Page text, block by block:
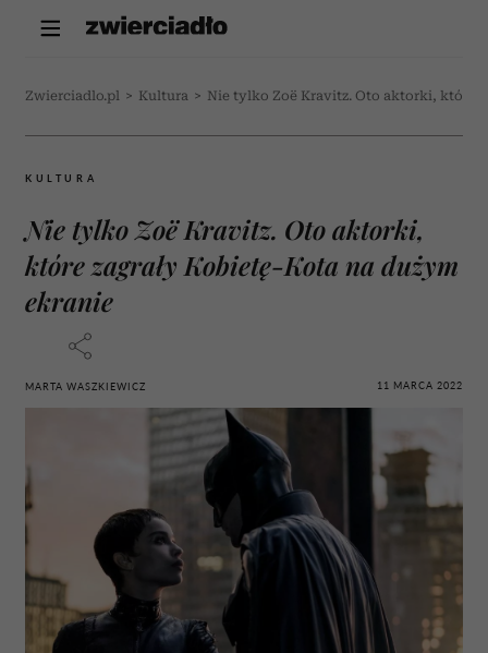
Zwierciadlo.pl > Kultura > Nie tylko Zoë Kravitz. Oto aktorki, które
KULTURA
Nie tylko Zoë Kravitz. Oto aktorki,
które zagrały Kobietę-Kota na dużym
ekranie
MARTA WASZKIEWICZ 11 MARCA 2022